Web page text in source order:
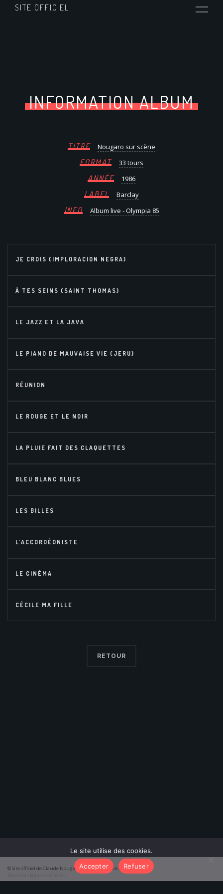
SITE OFFICIEL
INFORMATION ALBUM
TITRE Nougaro sur scène
FORMAT 33 tours
ANNÉE 1986
LABEL Barclay
INFO Album live - Olympia 85
JE CROIS (IMPLORACION NEGRA)
À TES SEINS (SAINT THOMAS)
LE JAZZ ET LA JAVA
LE PIANO DE MAUVAISE VIE (JERU)
RÉUNION
LE ROUGE ET LE NOIR
LA PLUIE FAIT DES CLAQUETTES
BLEU BLANC BLUES
LES BILLES
L’ACCORDÉONISTE
LE CINÉMA
CÉCILE MA FILLE
RETOUR
© Site officiel de Claude Nougaro 2026 – Tous droits réservés
–
Le site utilise des cookies.
Accepter
Refuser